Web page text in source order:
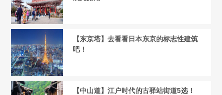
【东京塔】去看看日本东京的标志性建筑
吧！
【中山道】江户时代的古驿站街道5选！